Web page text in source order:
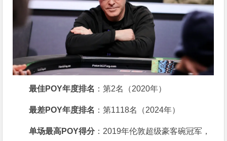
最佳POY年度排名 ：第2名（2020年）
最差POY年度排名 ：第1118名（2024年）
单场最高POY得分：2019年伦敦超级豪客碗冠军，